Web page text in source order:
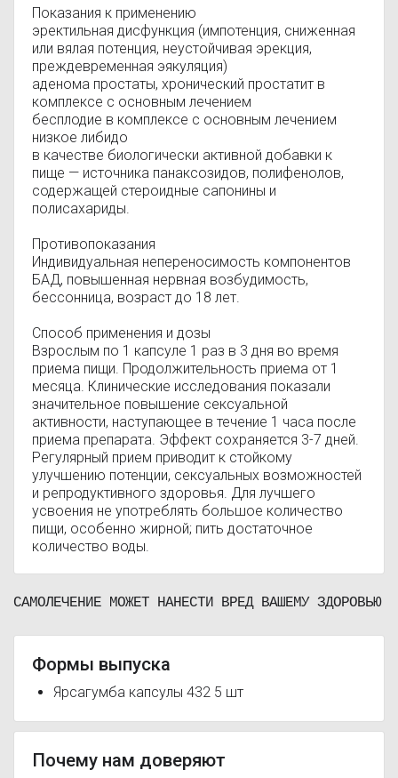
Показания к применению
эректильная дисфункция (импотенция, сниженная
или вялая потенция, неустойчивая эрекция,
преждевременная эякуляция)
аденома простаты, хронический простатит в
комплексе с основным лечением
бесплодие в комплексе с основным лечением
низкое либидо
в качестве биологически активной добавки к
пище — источника панаксозидов, полифенолов,
содержащей стероидные сапонины и
полисахариды.
Противопоказания
Индивидуальная непереносимость компонентов
БАД, повышенная нервная возбудимость,
бессонница, возраст до 18 лет.
Способ применения и дозы
Взрослым по 1 капсуле 1 раз в 3 дня во время
приема пищи. Продолжительность приема от 1
месяца. Клинические исследования показали
значительное повышение сексуальной
активности, наступающее в течение 1 часа после
приема препарата. Эффект сохраняется 3-7 дней.
Регулярный прием приводит к стойкому
улучшению потенции, сексуальных возможностей
и репродуктивного здоровья. Для лучшего
усвоения не употреблять большое количество
пищи, особенно жирной; пить достаточное
количество воды.
САМОЛЕЧЕНИЕ МОЖЕТ НАНЕСТИ ВРЕД ВАШЕМУ ЗДОРОВЬЮ
Формы выпуска
Ярсагумба капсулы 432 5 шт
Почему нам доверяют